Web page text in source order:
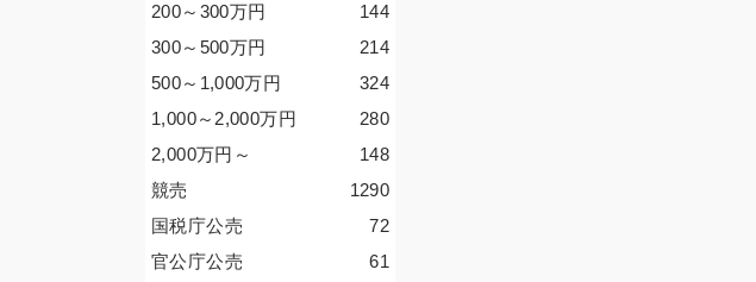
144
200～300万円
214
300～500万円
324
500～1,000万円
280
1,000～2,000万円
148
2,000万円 ～
1290
競売
72
国税庁公売
61
官公庁公売